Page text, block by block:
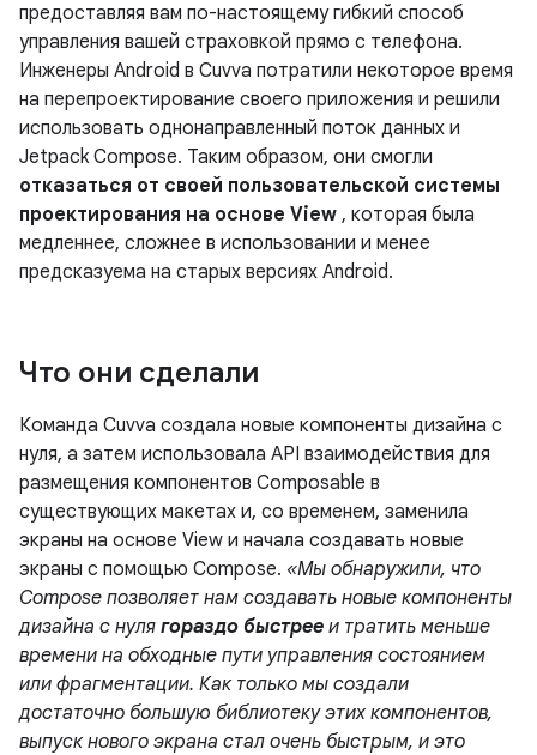
предоставляя вам по-настоящему гибкий способ
управления вашей страховкой прямо с телефона.
Инженеры Android в Cuvva потратили некоторое время
на перепроектирование своего приложения и решили
использовать однонаправленный поток данных и
Jetpack Compose. Таким образом, они смогли
отказаться от своей пользовательской системы
проектирования на основе View , которая была
медленнее, сложнее в использовании и менее
предсказуема на старых версиях Android.
Что они сделали
Команда Cuvva создала новые компоненты дизайна с
нуля, а затем использовала API взаимодействия для
размещения компонентов Composable в
существующих макетах и, со временем, заменила
экраны на основе View и начала создавать новые
экраны с помощью Compose. «Мы обнаружили, что
Compose позволяет нам создавать новые компоненты
дизайна с нуля гораздо быстрее и тратить меньше
времени на обходные пути управления состоянием
или фрагментации. Как только мы создали
достаточно большую библиотеку этих компонентов,
выпуск нового экрана стал очень быстрым, и это